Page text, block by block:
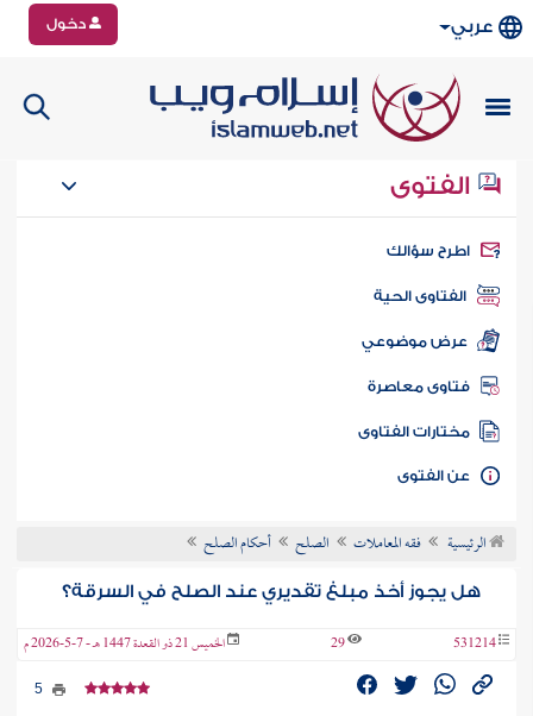
عربي دخول
الفتوى
سؤالك
الفتاوى الحية
عرض موضوعي
فتاوى معاصرة
مختارات الفتاوى
الفتوى
الرئيسية فقه المعاملات الصلح أحكام الصلح
هل يجوز أخذ مبلغ تقديري عند الصلح في السرقة؟
531214
29 الخميس 21 ذو القعدة 1447 هـ - 7-5-2026 م